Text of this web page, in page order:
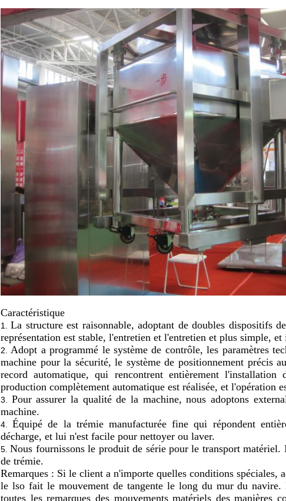
Caractéristique
1. La structure est raisonnable, adoptant de doubles dispositifs
représentation est stable, l'entretien et l'entretien et plus simple,
2. Adopt a programmé le système de contrôle, les paramètres
machine pour la sécurité, le système de positionnement précis
record automatique, qui rencontrent entièrement l'installation
production complètement automatique est réalisée, et l'opération
3. Pour assurer la qualité de la machine, nous adoptons
machine.
4. Équipé de la trémie manufacturée fine qui répondent
décharge, et lui n'est facile pour nettoyer ou laver.
5. Nous fournissons le produit de série pour le transport
de trémie.
Remarques : Si le client a n'importe quelles conditions spéciales,
le lso fait le mouvement de tangente le long du mur du
toutes les remarques des mouvements matériels des manières